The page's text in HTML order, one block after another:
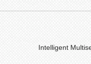
Intelligent